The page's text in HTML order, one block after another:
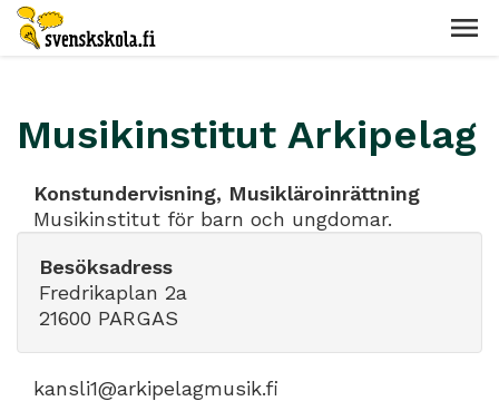
Musikinstitut Arkipelag
Konstundervisning, Musikläroinrättning
Musikinstitut för barn och ungdomar.
Besöksadress
Fredrikaplan 2a
21600 PARGAS
kansli1@arkipelagmusik.fi